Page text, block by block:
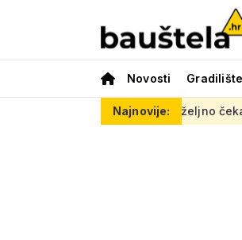
Novosti Gradilište
Najnovije:
radovi se željno čekaju